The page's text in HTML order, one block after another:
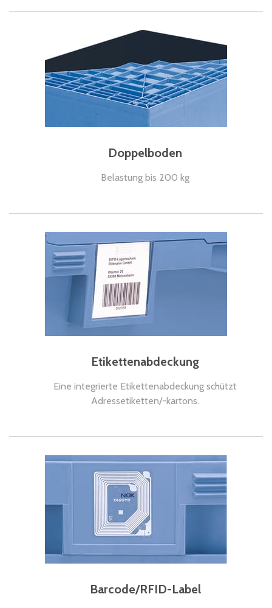
Doppelboden
Belastung bis 200 kg
Etikettenabdeckung
Eine integrierte Etikettenabdeckung schützt
Adressetiketten/-kartons.
Barcode/RFID-Label